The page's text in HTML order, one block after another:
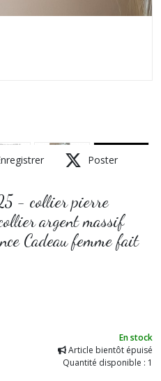
Poster
- collier pierre
argent massif
Cadeau femme fait
En stock
Article bientôt épuisé
Quantité disponible : 1